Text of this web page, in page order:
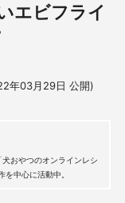
エビフライ
年03月29日 公開)
おやつのオンラインレシ
中心に活動中。